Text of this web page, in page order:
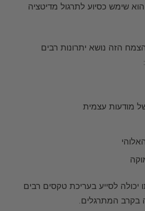
שימש כסיוע לתרגול מדיטציה
הזה נושא יתרונות רבים
מודעות עצמית
יכולה לסייע בעריכת טקסים רבים
בקרב המתרגלים.